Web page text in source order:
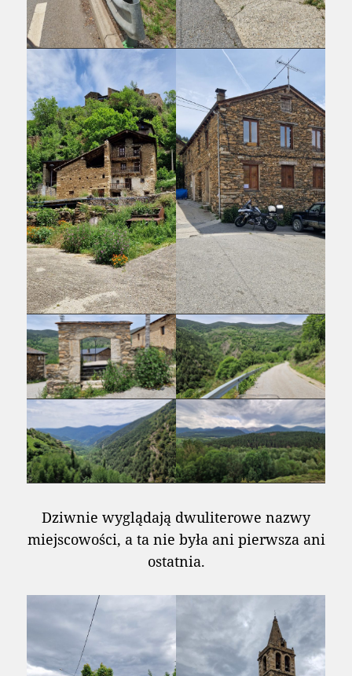
Dziwnie wyglądają dwuliterowe nazwy
miejscowości, a ta nie była ani pierwsza ani
ostatnia.